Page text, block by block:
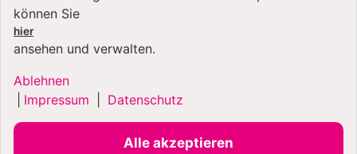
Die Artisan 4,8 Liter
Küchenmaschine
Hier ist das neue Modell 5KSM185 der Stilikone von
KitchenAid: Die wunderschöne Artisan 4,8 Liter
Küchenmaschine mit gebürsteter Edelstahl-
Rührschüssel und spülmaschinenfesten Rührelementen
aus Edelstahl. Eine KitchenAid Artisan ist nicht nur die
meistverkaufte Küchenmaschine auf unserem
können Sie
hier
ansehen und verwalten.
Ablehnen
Impressum Datenschutz
Alle akzeptieren